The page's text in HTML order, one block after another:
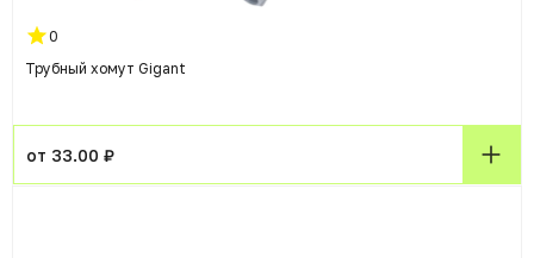
0
Трубный хомут Gigant
от 33.00 ₽